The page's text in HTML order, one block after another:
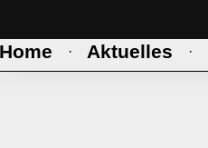
Home · Aktuelles ·